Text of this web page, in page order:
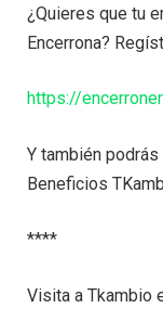
¿Quieres que tu
Encerrona?
https://
Y también
Beneficios
****
Visita a Tkambio